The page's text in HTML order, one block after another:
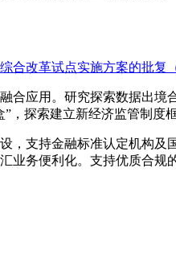
合改革试点实施方案的批复
合应用。研究探索数据出
，探索建立新经济监管制度框
，支持金融标准认定机构
业务便利化。支持优质合